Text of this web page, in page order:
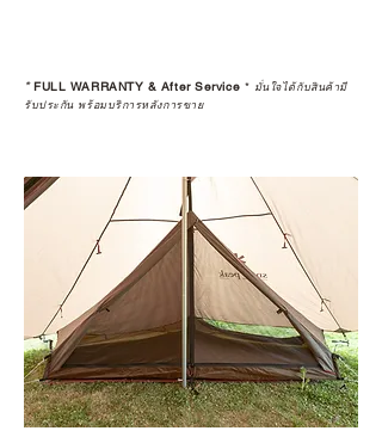
*FULL WARRANTY & After Service * มั่นใจได้กับสินค้ามี
รับประกัน พร้อมบริการหลังการขาย